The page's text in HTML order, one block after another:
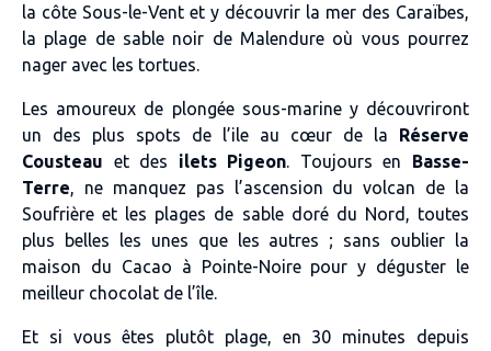
la côte Sous-le-Vent et y découvrir la mer des Caraïbes,
la plage de sable noir de Malendure où vous pourrez
nager avec les tortues.
Les amoureux de plongée sous-marine y découvriront
un des plus spots de l’ile au cœur de la Réserve
Cousteau et des ilets Pigeon. Toujours en Basse-
Terre, ne manquez pas l’ascension du volcan de la
Soufrière et les plages de sable doré du Nord, toutes
plus belles les unes que les autres ; sans oublier la
maison du Cacao à Pointe-Noire pour y déguster le
meilleur chocolat de l’île.
Et si vous êtes plutôt plage, en 30 minutes depuis